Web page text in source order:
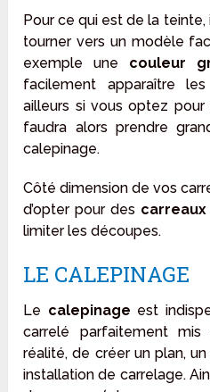
Pour ce qui est de la
tourner vers un modèle
exemple une couleur
facilement apparaître
ailleurs si vous optez
faudra alors prendre
calepinage.
Côté dimension de vos
d’opter pour des
limiter les découpes.
LE CALEPINAGE
Le calepinage est
carrelé parfaitement
réalité, de créer un plan,
installation de carrelage.